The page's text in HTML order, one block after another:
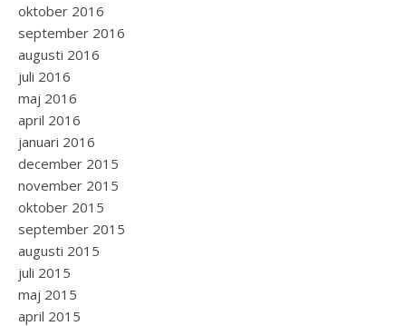
oktober 2016
september 2016
augusti 2016
juli 2016
maj 2016
april 2016
januari 2016
december 2015
november 2015
oktober 2015
september 2015
augusti 2015
juli 2015
maj 2015
april 2015